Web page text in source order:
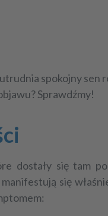
spokojny sen
Sprawdźmy!
dostały się tam
się